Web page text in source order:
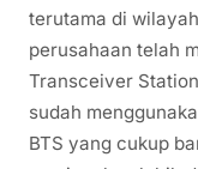
terutama di
perusahaan telah
Transceiver
sudah
BTS yang cukup